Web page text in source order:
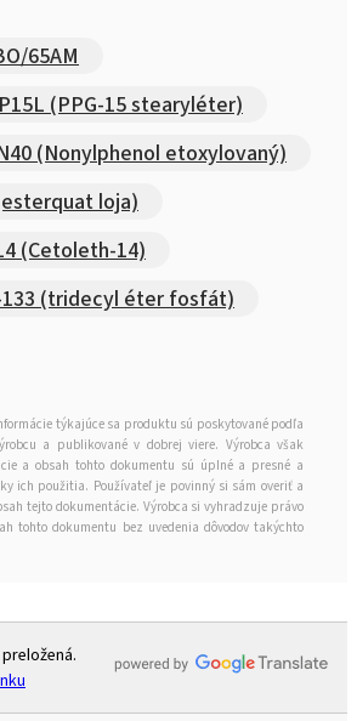
65AM
(PPG-15 stearyléter)
(Nonylphenol etoxylovaný)
loja)
(Cetoleth-14)
133 (tridecyl éter fosfát)
týkajúce sa produktu sú poskytované podľa
a publikované v dobrej viere. Výrobca však
a obsah tohto dokumentu sú úplné a presné a
ich použitia. Používateľ je povinný si sám overiť a
tejto dokumentácie. Výrobca si vyhradzuje právo
tohto dokumentu bez uvedenia dôvodov takýchto